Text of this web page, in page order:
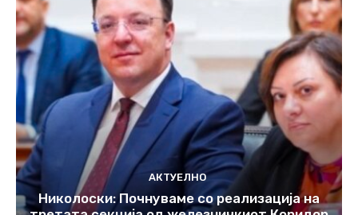
АКТУЕЛНО
Николоски: Почнуваме со реализација на